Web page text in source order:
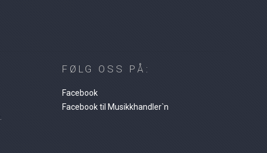
FØLG OSS PÅ:
Facebook
Facebook til Musikkhandler`n